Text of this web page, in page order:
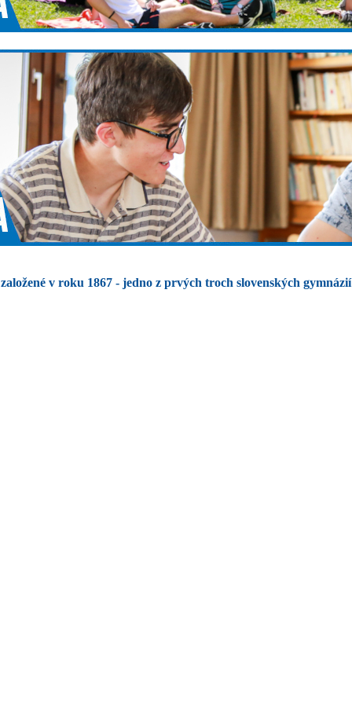
založené v roku 1867 - jedno z prvých troch slovenských gymnázií